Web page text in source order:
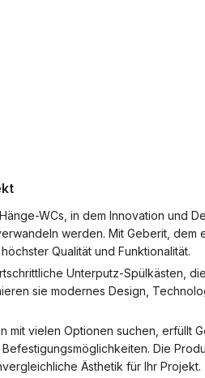
WCs, in dem Innovation und
werden. Mit Geberit, dem
Qualität und Funktionalität.
Unterputz-Spülkästen,
sie modernes Design,
mit vielen Optionen suchen, erfüllt
Die
Ästhetik für Ihr Projekt.